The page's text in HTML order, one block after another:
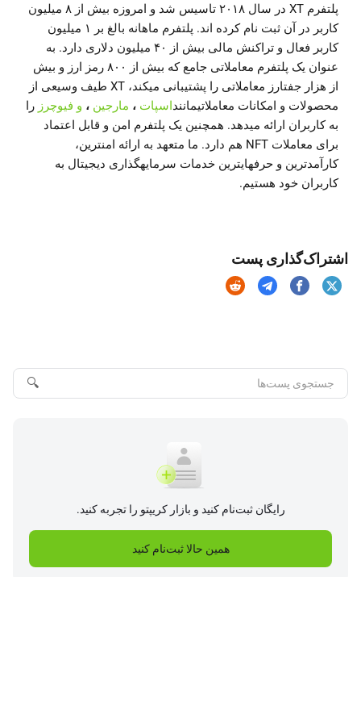
پلتفرم XT در سال ۲۰۱۸ تاسیس شد و امروزه بیش از ۸ میلیون
کاربر در آن ثبت نام کرده اند. پلتفرم ماهانه بالغ بر ۱ میلیون
کاربر فعال و تراکنش مالی بیش از ۴۰ میلیون دلاری دارد. به
عنوان یک پلتفرم معاملاتی جامع که بیش از ۸۰۰ رمز ارز و بیش
از هزار جفتارز معاملاتی را پشتیبانی میکند، XT طیف وسیعی از
محصولات و امکانات معاملاتیماننداسپات ، مارجین ، و فیوچرز را
به کاربران ارائه میدهد. همچنین یک پلتفرم امن و قابل اعتماد
برای معاملات NFT هم دارد. ما متعهد به ارائه امنترین،
کارآمدترین و حرفهایترین خدمات سرمایهگذاری دیجیتال به
کاربران خود هستیم.
اشتراک‌گذاری پست
🔍
رایگان ثبت‌نام کنید و بازار کریپتو را تجربه کنید.
همین حالا ثبت‌نام کنید